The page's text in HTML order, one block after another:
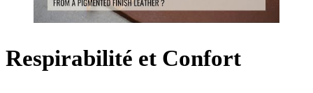
Respirabilité et Confort